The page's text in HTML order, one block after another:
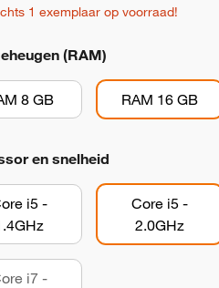
1 exemplaar op voorraad!
(RAM)
8 GB RAM 16 GB
en snelheid
i5 -
Core i5 -
2.0GHz
i7 -